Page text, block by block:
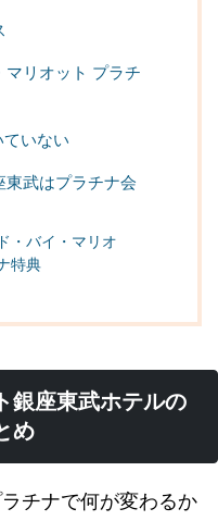
リオット プラチ
いない
東武はプラチナ会
・バイ・マリオ
特典
銀座東武ホテルの
め
チナで何が変わるか